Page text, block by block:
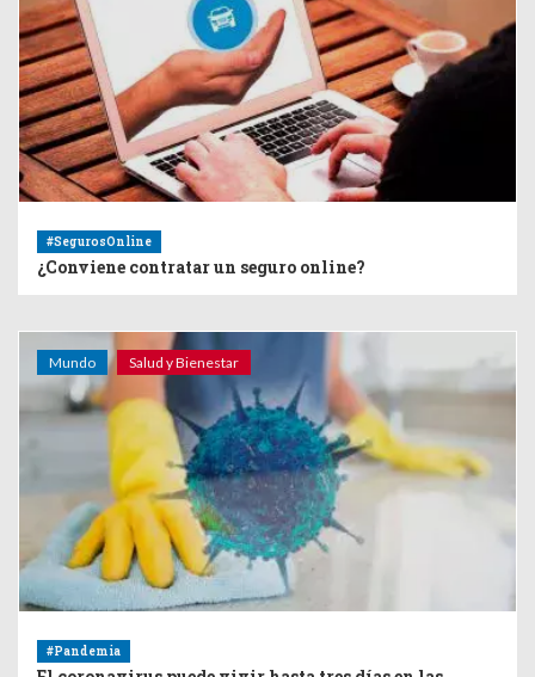
#SegurosOnline
¿Conviene contratar un seguro online?
Mundo Salud y Bienestar
#Pandemia